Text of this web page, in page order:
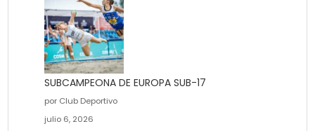
SUBCAMPEONA DE EUROPA SUB-17
por Club Deportivo
julio 6, 2026